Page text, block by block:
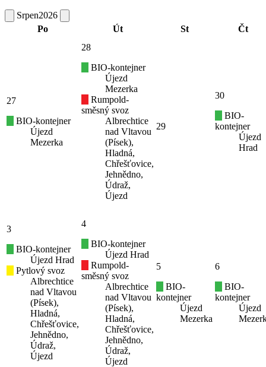
Srpen2026
Po
Út St Čt
27
BIO-kontejner
Újezd
Mezerka
28
BIO-kontejner
Újezd
Mezerka
Rumpold-
směsný svoz
Albrechtice
nad Vltavou
(Písek),
Hladná,
Chřešťovice,
Jehnědno,
Údraž,
Újezd
29
30
BIO-
kontejner
Újezd
Hrad
3
BIO-kontejner
Újezd Hrad
Pytlový svoz
Albrechtice
nad Vltavou
(Písek),
Hladná,
Chřešťovice,
Jehnědno,
Údraž,
Újezd
4
BIO-kontejner
Újezd Hrad
Rumpold-
směsný svoz
Albrechtice
nad Vltavou
(Písek),
Hladná,
Chřešťovice,
Jehnědno,
Údraž,
Újezd
5
BIO-
kontejner
Újezd
Mezerka
6
BIO-
kontejner
Újezd